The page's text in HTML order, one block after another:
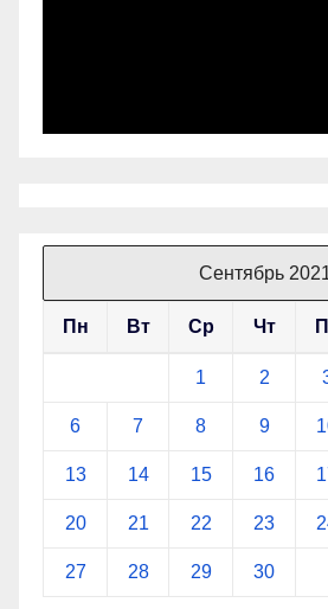
Сентябрь
Пн Вт Ср Чт
1 2
6 7 8 9
13 14 15 16
20 21 22 23
27 28 29 30